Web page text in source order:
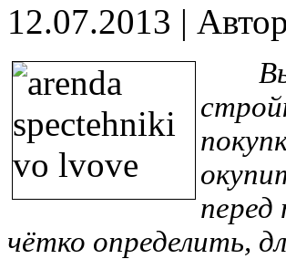
12.07.2013 |
чётко определить,